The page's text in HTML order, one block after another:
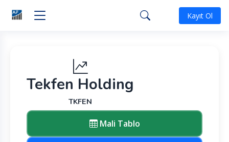
Kayıt Ol
Tekfen Holding
TKFEN
Mali Tablo